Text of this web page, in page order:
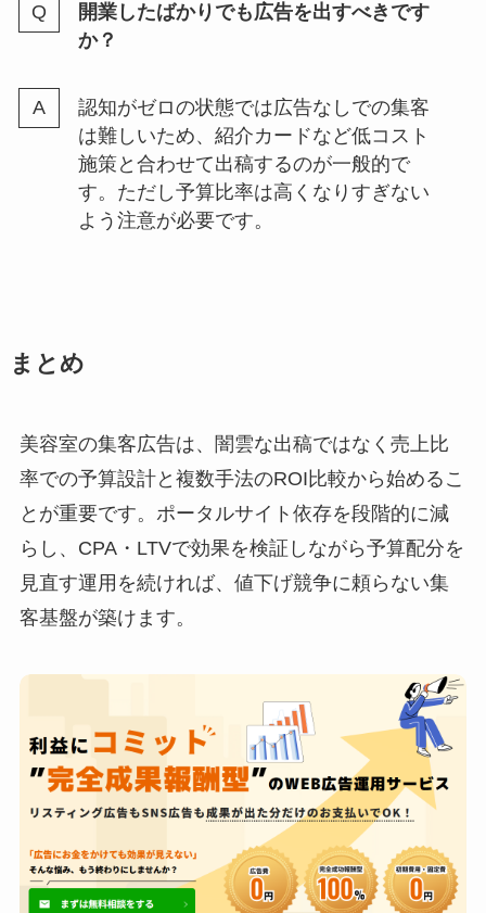
開業したばかりでも広告を出すべきです
か？
認知がゼロの状態では広告なしでの集客
は難しいため、紹介カードなど低コスト
施策と合わせて出稿するのが一般的で
す。ただし予算比率は高くなりすぎない
よう注意が必要です。
まとめ
美容室の集客広告は、闇雲な出稿ではなく売上比
率での予算設計と複数手法のROI比較から始めるこ
とが重要です。ポータルサイト依存を段階的に減
らし、CPA・LTVで効果を検証しながら予算配分を
見直す運用を続ければ、値下げ競争に頼らない集
客基盤が築けます。